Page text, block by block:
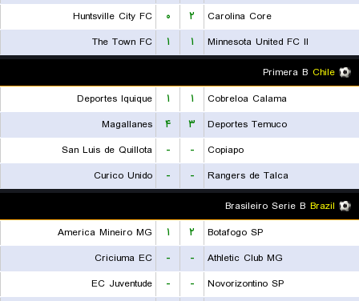
Carolina Core
۲ ۰
Huntsville City FC
Minnesota United FC II
۱ ۱
The Town FC
Chile
Primera B
Cobreloa Calama
۱ ۱
Deportes Iquique
Deportes Temuco
۳ ۴
Magallanes
Copiapo
-
-
San Luis de Quillota
Rangers de Talca
-
-
Curico Unido
Brazil
Brasileiro Serie B
Botafogo SP
۲ ۱
America Mineiro MG
Athletic Club MG
-
-
Criciuma EC
Novorizontino SP
-
-
EC Juventude